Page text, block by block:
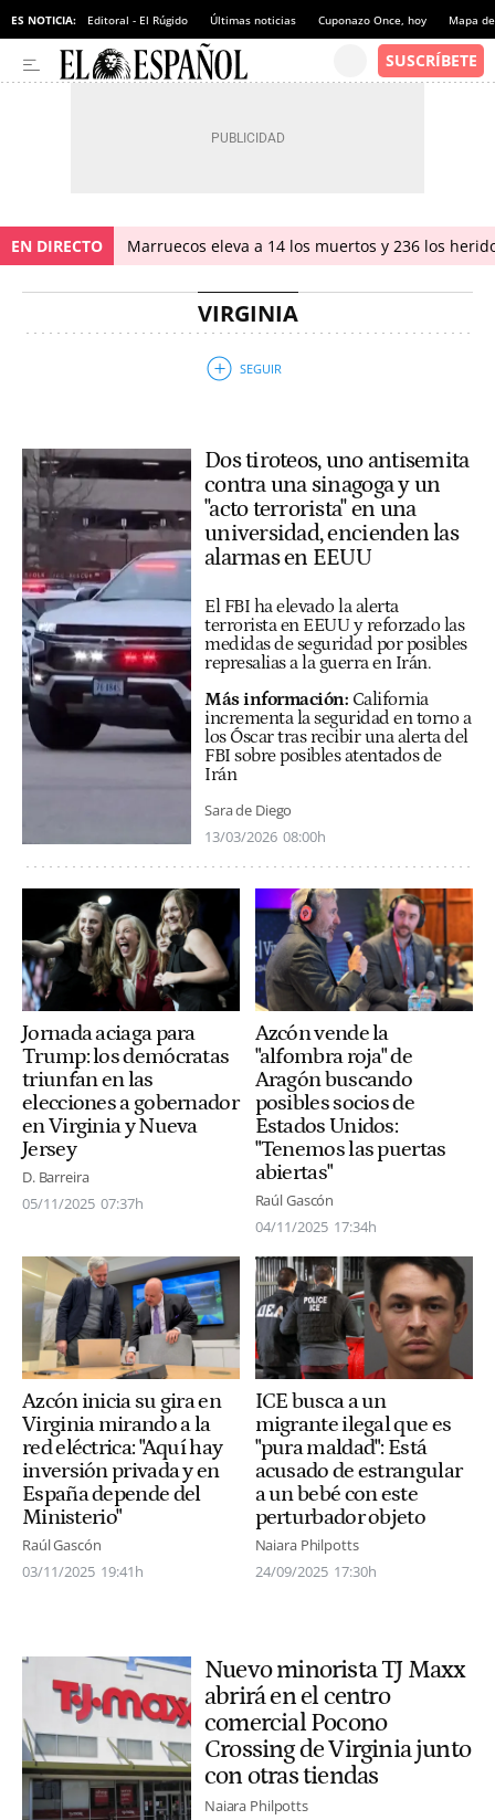
ES NOTICIA: Editoral - El Rúgido Últimas noticias Cuponazo Once, hoy Mapa
EN DIRECTO Marruecos eleva a 14 los muertos y 236 los
VIRGINIA
Dos tiroteos, uno antisemita
contra una sinagoga y un
"acto terrorista" en una
universidad, encienden las
alarmas en EEUU
El FBI ha elevado la alerta
terrorista en EEUU y reforzado las
medidas de seguridad por posibles
represalias a la guerra en Irán.
Más información: California
incrementa la seguridad en torno a
los Óscar tras recibir una alerta del
FBI sobre posibles atentados de
Irán
Sara de Diego
13/03/2026 08:00h
Jornada aciaga para
Trump: los demócratas
triunfan en las
elecciones a gobernador
en Virginia y Nueva
Jersey
D. Barreira
05/11/2025 07:37h
Azcón vende la
"alfombra roja" de
Aragón buscando
posibles socios de
Estados Unidos:
"Tenemos las puertas
abiertas"
Raúl Gascón
04/11/2025 17:34h
Azcón inicia su gira en
Virginia mirando a la
red eléctrica: "Aquí hay
inversión privada y en
España depende del
Ministerio"
Raúl Gascón
03/11/2025 19:41h
ICE busca a un
migrante ilegal que es
"pura maldad": Está
acusado de estrangular
a un bebé con este
perturbador objeto
Naiara Philpotts
24/09/2025 17:30h
Nuevo minorista TJ Maxx
abrirá en el centro
comercial Pocono
Crossing de Virginia junto
con otras tiendas
Naiara Philpotts